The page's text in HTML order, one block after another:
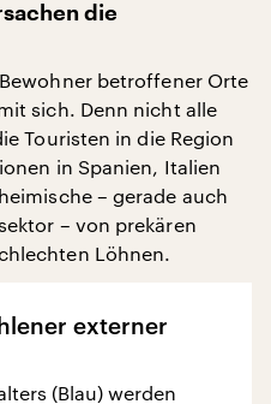
die
betroffener Orte
sich. Denn nicht alle
Touristen in die Region
in Spanien, Italien
– gerade auch
– von prekären
Löhnen.
externer
(Blau) werden